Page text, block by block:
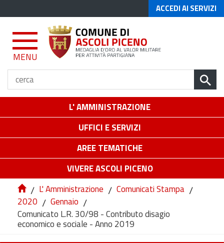
ACCEDI AI SERVIZI
MENU
L' AMMINISTRAZIONE
UFFICI E SERVIZI
AREE TEMATICHE
VIVERE ASCOLI PICENO
/ L' Amministrazione / Comunicati Stampa /
2020 / Gennaio /
Comunicato L.R. 30/98 - Contributo disagio
economico e sociale - Anno 2019